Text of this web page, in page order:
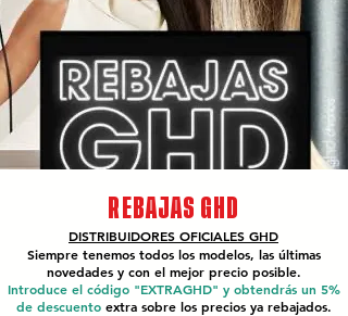
REBAJAS GHD
DISTRIBUIDORES OFICIALES GHD
Siempre tenemos todos los modelos, las últimas
novedades y con el mejor precio posible.
Introduce el código "EXTRAGHD" y obtendrás un 5%
de descuento extra sobre los precios ya rebajados.